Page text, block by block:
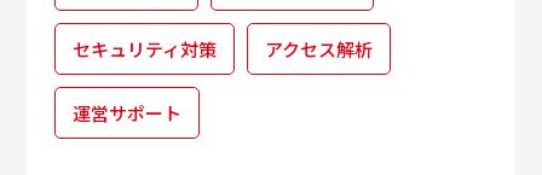
セキュリティ対策 アクセス解析
運営サポート